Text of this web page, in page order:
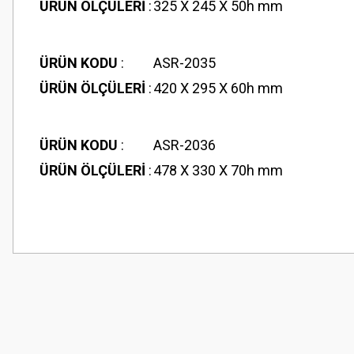
ÜRÜN ÖLÇÜLERİ :325 X 245 X 50h mm
ÜRÜN KODU :
ASR-2035
ÜRÜN ÖLÇÜLERİ :420 X 295 X 60h mm
ÜRÜN KODU :
ASR-2036
ÜRÜN ÖLÇÜLERİ :478 X 330 X 70h mm
Görüş ve önerileriniz için teşekkür ederiz.